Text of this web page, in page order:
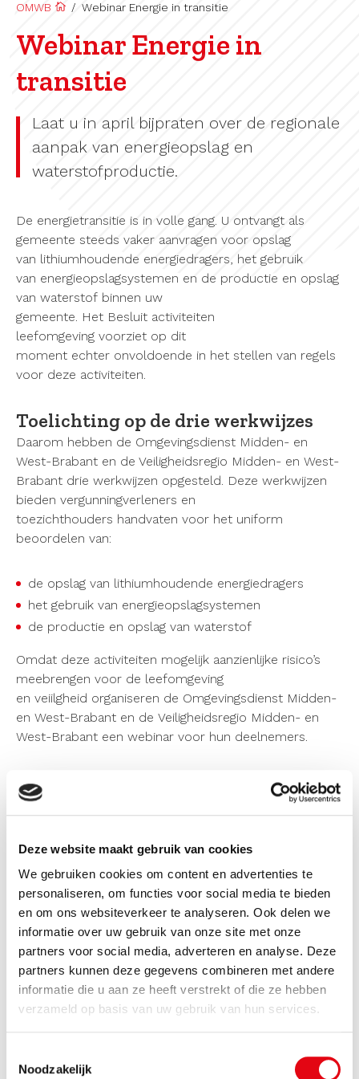
Deze website maakt gebruik van cookies
We gebruiken cookies om content en advertenties te
personaliseren, om functies voor social media te bieden
en om ons websiteverkeer te analyseren. Ook delen we
informatie over uw gebruik van onze site met onze
partners voor social media, adverteren en analyse. Deze
partners kunnen deze gegevens combineren met andere
informatie die u aan ze heeft verstrekt of die ze hebben
verzameld op basis van uw gebruik van hun services.
Noodzakelijk
OMWB / Webinar Energie in transitie
Webinar Energie in
transitie
Laat u in april bijpraten over de regionale
aanpak van energieopslag en
waterstofproductie.
De energietransitie is in volle gang. U ontvangt als
gemeente steeds vaker aanvragen voor opslag
van lithiumhoudende energiedragers, het gebruik
van energieopslagsystemen en de productie en opslag
van waterstof binnen uw
gemeente. Het Besluit activiteiten
leefomgeving voorziet op dit
moment echter onvoldoende in het stellen van regels
voor deze activiteiten.
Toelichting op de drie werkwijzes
Daarom hebben de Omgevingsdienst Midden- en
West-Brabant en de Veiligheidsregio Midden- en West-
Brabant drie werkwijzen opgesteld. Deze werkwijzen
bieden vergunningverleners en
toezichthouders handvaten voor het uniform
beoordelen van:
de opslag van lithiumhoudende energiedragers
het gebruik van energieopslagsystemen
de productie en opslag van waterstof
Omdat deze activiteiten mogelijk aanzienlijke risico’s
meebrengen voor de leefomgeving
en veiilgheid organiseren de Omgevingsdienst Midden-
en West-Brabant en de Veiligheidsregio Midden- en
West-Brabant een webinar voor hun deelnemers.
Webinar en programma
We bieden het webinar twee keer aan:
woensdag 1 april van 10.30 – 11.30 uur
maandag 13 april van 12 – 13 uur
Tijdens dit webinar gaan wij in op d
De opkomst en risico’s van lithiumhoudende
energiedragers
Toepassingen en aandachtspunten bij